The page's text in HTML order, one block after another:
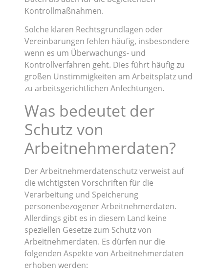
Kontrollmaßnahmen.
Solche klaren Rechtsgrundlagen oder
Vereinbarungen fehlen häufig, insbesondere
wenn es um Überwachungs- und
Kontrollverfahren geht. Dies führt häufig zu
großen Unstimmigkeiten am Arbeitsplatz und
zu arbeitsgerichtlichen Anfechtungen.
Was bedeutet der
Schutz von
Arbeitnehmerdaten?
Der Arbeitnehmerdatenschutz verweist auf
die wichtigsten Vorschriften für die
Verarbeitung und Speicherung
personenbezogener Arbeitnehmerdaten.
Allerdings gibt es in diesem Land keine
speziellen Gesetze zum Schutz von
Arbeitnehmerdaten. Es dürfen nur die
folgenden Aspekte von Arbeitnehmerdaten
erhoben werden: